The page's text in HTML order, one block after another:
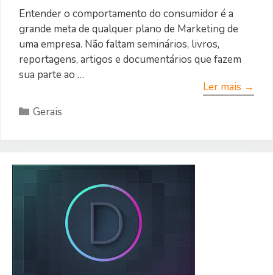
Entender o comportamento do consumidor é a
grande meta de qualquer plano de Marketing de
uma empresa. Não faltam seminários, livros,
reportagens, artigos e documentários que fazem
sua parte ao …
Ler mais →
Categorias
Gerais